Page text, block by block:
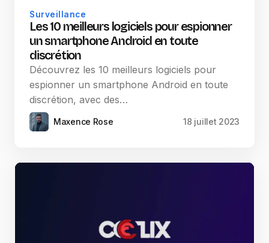
Surveillance
Les 10 meilleurs logiciels pour espionner
un smartphone Android en toute
discrétion
Découvrez les 10 meilleurs logiciels pour
espionner un smartphone Android en toute
discrétion, avec des…
Maxence Rose 18 juillet 2023